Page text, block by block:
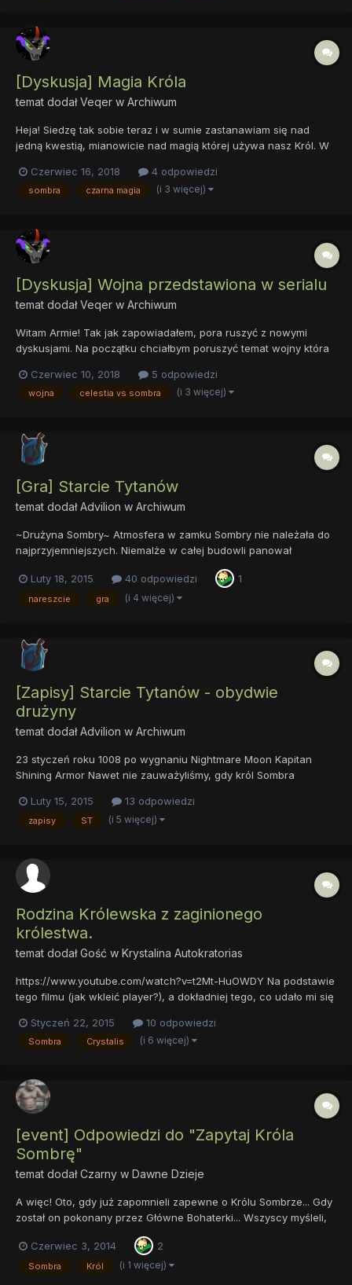
[Dyskusja] Magia Króla
temat dodałVeqer w Archiwum
Heja! Siedzę tak sobie teraz i w sumie zastanawiam się nad
jedną kwestią, mianowicie nad magią której używa nasz Król. W
Co prawda Celestia i Twilight potrafiły jej użyć i w dwóch
odcinkach sporadycznie to zrobiły, lecz potem już n...
Czerwiec 16, 2018 4 odpowiedzi
sombra czarna magia (i 3 więcej)
[Dyskusja] Wojna przedstawiona w serialu
temat dodałVeqer w Archiwum
Witam Armie! Tak jak zapowiadałem, pora ruszyć z nowymi
dyskusjami. Na początku chciałbym poruszyć temat wojny która
mieliśmy okazje zauważyć w sezonie piątym, a konkretniej 25
odcinku ów sezonu. Mogliśmy zobaczyć w tym odcinku wojnę
Czerwiec 10, 2018 5 odpowiedzi
wojna celestia vs sombra (i 3 więcej)
[Gra] Starcie Tytanów
temat dodałAdvilion w Archiwum
~Drużyna Sombry~ Atmosfera w zamku Sombry nie należała do
najprzyjemniejszych. Niemalże w całej budowli panował
zimne, dzienne światło. Zawieszone przy ścianach świece nie
dysponowały przecież dostateczną mocą, by rozświetlić rozległe
Luty 18, 2015 40 odpowiedzi 1
nareszcie gra (i 4 więcej)
[Zapisy] Starcie Tytanów - obydwie
drużyny
temat dodałAdvilion w Archiwum
23 styczeń roku 1008 po wygnaniu Nightmare Moon Kapitan
Shining Armor Nawet nie zauważyliśmy, gdy król Sombra
bronić, ale nie wiemy, jak długo wytrzymamy. Prawdopodobnie
nie zostało nam już dużo czasu. Wysyłamy prośbę o posiłk...
Luty 15, 2015 13 odpowiedzi
zapisy ST (i 5 więcej)
Rodzina Królewska z zaginionego
królestwa.
temat dodał Gość w Krystalina Autokratorias
https://www.youtube.com/watch?v=t2Mt-HuOWDY Na podstawie
tego filmu (jak wkleić player?), a dokładniej tego, co udało mi się
biegłości z języka angielskiego i obrazków, stworzyłam sobie
teorię, która mi niemal rekonstruuje wydarzenia...
Styczeń 22, 2015 10 odpowiedzi
Sombra Crystalis (i 6 więcej)
[event] Odpowiedzi do "Zapytaj Króla
Sombrę"
temat dodałCzarny w Dawne Dzieje
A więc! Oto, gdy już zapomnieli zapewne o Królu Sombrze... Gdy
został on pokonany przez Główne Bohaterki... Wszyscy myśleli,
wystarczająco silny, by móc... Odpowiedzieć na Wasze pytania!
Kró-lu... Jesteś g...gotowy, by...
Czerwiec 3, 2014 2
Sombra Król (i 1 więcej)